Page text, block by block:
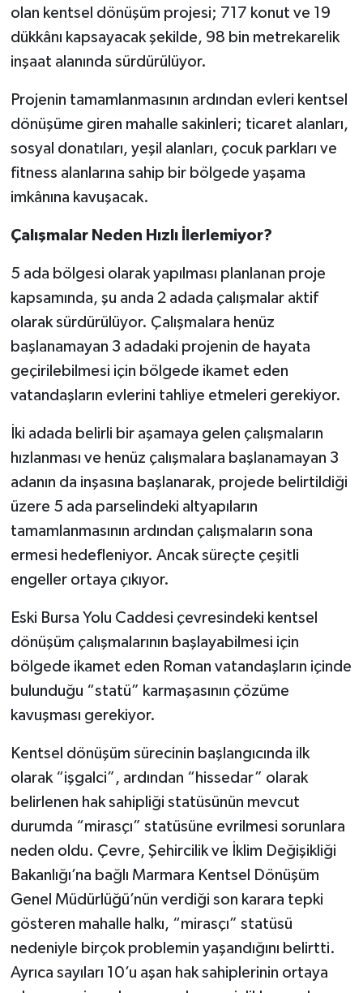
olan kentsel dönüşüm projesi; 717 konut ve 19
dükkânı kapsayacak şekilde, 98 bin metrekarelik
inşaat alanında sürdürülüyor.
Projenin tamamlanmasının ardından evleri kentsel
dönüşüme giren mahalle sakinleri; ticaret alanları,
sosyal donatıları, yeşil alanları, çocuk parkları ve
fitness alanlarına sahip bir bölgede yaşama
imkânına kavuşacak.
Çalışmalar Neden Hızlı İlerlemiyor?
5 ada bölgesi olarak yapılması planlanan proje
kapsamında, şu anda 2 adada çalışmalar aktif
olarak sürdürülüyor. Çalışmalara henüz
başlanamayan 3 adadaki projenin de hayata
geçirilebilmesi için bölgede ikamet eden
vatandaşların evlerini tahliye etmeleri gerekiyor.
İki adada belirli bir aşamaya gelen çalışmaların
hızlanması ve henüz çalışmalara başlanamayan 3
adanın da inşasına başlanarak, projede belirtildiği
üzere 5 ada parselindeki altyapıların
tamamlanmasının ardından çalışmaların sona
ermesi hedefleniyor. Ancak süreçte çeşitli
engeller ortaya çıkıyor.
Eski Bursa Yolu Caddesi çevresindeki kentsel
dönüşüm çalışmalarının başlayabilmesi için
bölgede ikamet eden Roman vatandaşların içinde
bulunduğu “statü” karmaşasının çözüme
kavuşması gerekiyor.
Kentsel dönüşüm sürecinin başlangıcında ilk
olarak “işgalci”, ardından “hissedar” olarak
belirlenen hak sahipliği statüsünün mevcut
durumda “mirasçı” statüsüne evrilmesi sorunlara
neden oldu. Çevre, Şehircilik ve İklim Değişikliği
Bakanlığı’na bağlı Marmara Kentsel Dönüşüm
Genel Müdürlüğü’nün verdiği son karara tepki
gösteren mahalle halkı, “mirasçı” statüsü
nedeniyle birçok problemin yaşandığını belirtti.
Ayrıca sayıları 10’u aşan hak sahiplerinin ortaya